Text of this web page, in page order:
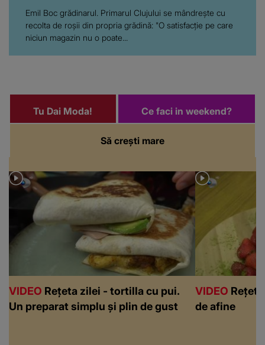
Emil Boc grădinarul. Primarul Clujului se mândrește cu
recolta de roșii din propria grădină: "O satisfacție pe care
niciun magazin nu o poate...
Să crești mare
Tu Dai Moda! Ce faci in weekend?
VIDEO Rețeta zilei - tortilla cu pui.
Un preparat simplu și plin de gust
VIDEO
de afine